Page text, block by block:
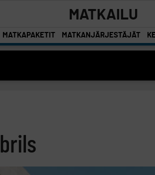
MATKAILU
MATKAPAKETIT MATKANJÄRJESTÄJÄT